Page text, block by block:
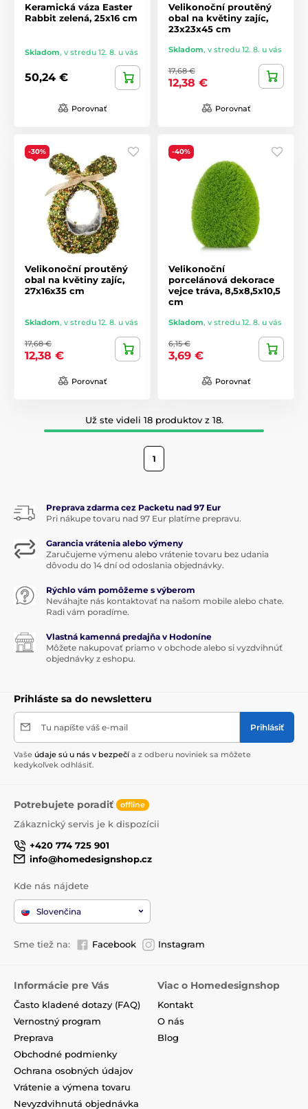
Keramická váza Easter
Rabbit zelená, 25x16 cm
Skladom, v stredu 12. 8. u vás
50,24 €
Porovnať
Velikonoční proutěný
obal na květiny zajíc,
23x23x45 cm
Skladom, v stredu 12. 8. u vás
17,68 €
12,38 €
Porovnať
-30%
Velikonoční proutěný
obal na květiny zajíc,
27x16x35 cm
Skladom, v stredu 12. 8. u vás
17,68 €
12,38 €
Porovnať
-40%
Velikonoční
porcelánová dekorace
vejce tráva, 8,5x8,5x10,5
cm
Skladom, v stredu 12. 8. u vás
6,15 €
3,69 €
Porovnať
Už ste videli 18 produktov z 18.
1
Preprava zdarma cez Packetu nad 97 Eur
Pri nákupe tovaru nad 97 Eur platíme prepravu.
Garancia vrátenia alebo výmeny
Zaručujeme výmenu alebo vrátenie tovaru bez udania
dôvodu do 14 dní od odoslania objednávky.
Rýchlo vám pomôžeme s výberom
Neváhajte nás kontaktovať na našom mobile alebo chate.
Radi vám poradíme.
Vlastná kamenná predajňa v Hodoníne
Môžete nakupovať priamo v obchode alebo si vyzdvihnúť
objednávky z eshopu.
Prihláste sa do newsletteru
Tu napíšte váš e-mail Prihlásiť
Vaše údaje sú u nás v bezpečí a z odberu noviniek sa môžete
kedykoľvek odhlásiť.
Potrebujete poradiť offline
Zákaznický servis je k dispozícii
+420 774 725 901
info@homedesignshop.cz
Kde nás nájdete
Slovenčina
Sme tiež na: Facebook Instagram
Informácie pre Vás
Často kladené dotazy (FAQ)
Vernostný program
Preprava
Obchodné podmienky
Ochrana osobných údajov
Vrátenie a výmena tovaru
Nevyzdvihnutá objednávka
Viac o Homedesignshop
Kontakt
O nás
Blog